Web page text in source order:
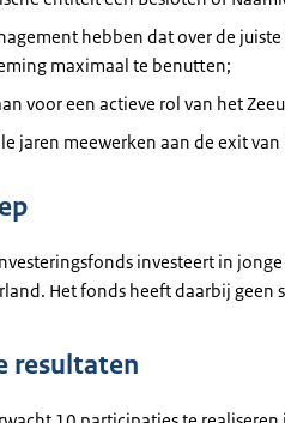
hebben dat over de
maximaal te benutten;
voor een actieve rol van het
jaren meewerken aan de exit
investeert in
Het fonds heeft daarbij geen
resultaten